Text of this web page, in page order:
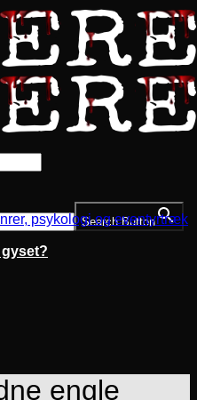
Search Button
psykologi og eventyrtræk
engle